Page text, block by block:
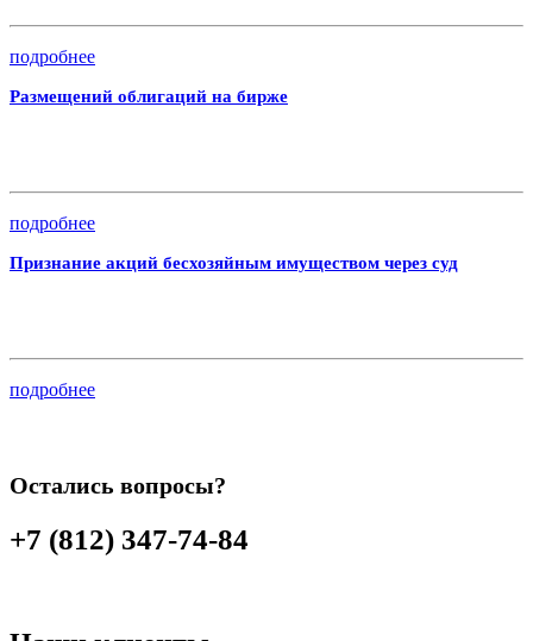
подробнее
Размещений облигаций на бирже
подробнее
Признание акций бесхозяйным имуществом через суд
подробнее
Остались вопросы?
+7 (812) 347-74-84